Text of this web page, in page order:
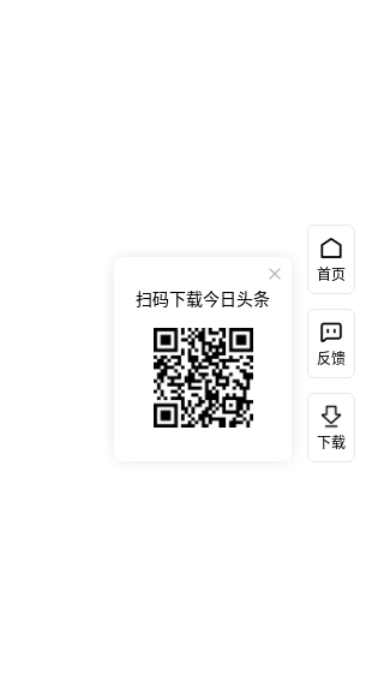
首页
反馈
下载
扫码下载今日头条